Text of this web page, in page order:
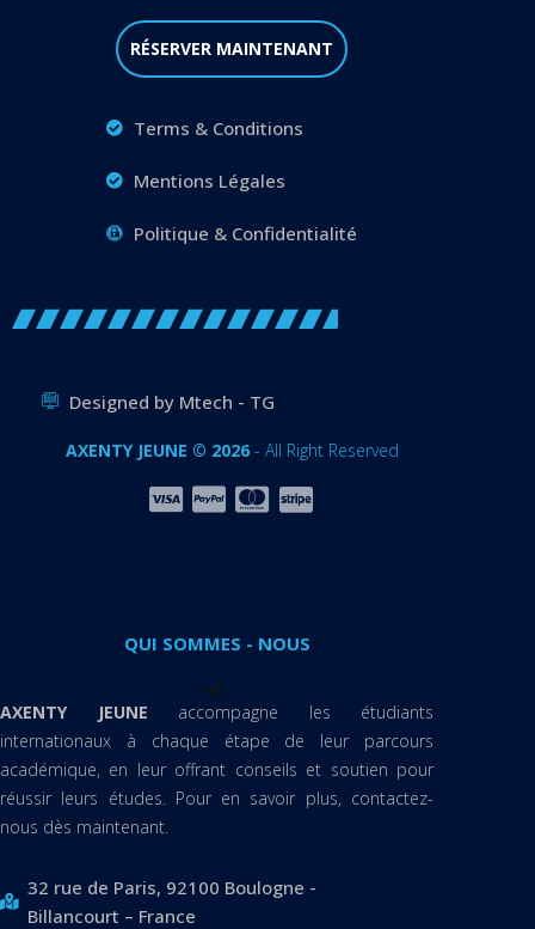
RÉSERVER MAINTENANT
Terms & Conditions
Mentions Légales
Politique & Confidentialité
Designed by Mtech - TG
AXENTY JEUNE © 2026- All Right Reserved
QUI SOMMES - NOUS
AXENTY JEUNE accompagne les étudiants
internationaux à chaque étape de leur parcours
académique, en leur offrant conseils et soutien pour
réussir leurs études. Pour en savoir plus, contactez-
nous dès maintenant.
32 rue de Paris, 92100 Boulogne -
Billancourt – France